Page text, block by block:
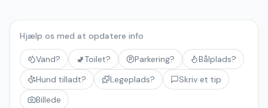
Hjælp os med at opdatere info
Vand? 🚽Toilet? Parkering?
Bålplads?
Hund tilladt?
Legeplads?
Skriv et tip
Billede